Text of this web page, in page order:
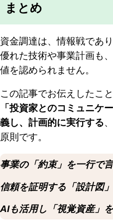
まとめ
資金調達は、情報戦であ
優れた技術や事業計画も
値を認められません。
この記事でお伝えしたこと
「投資家とのコミュニケ
義し、計画的に実行する
原則です。
事業の「約束」を一行で
信頼を証明する「設計図
AIも活用し「視覚資産」